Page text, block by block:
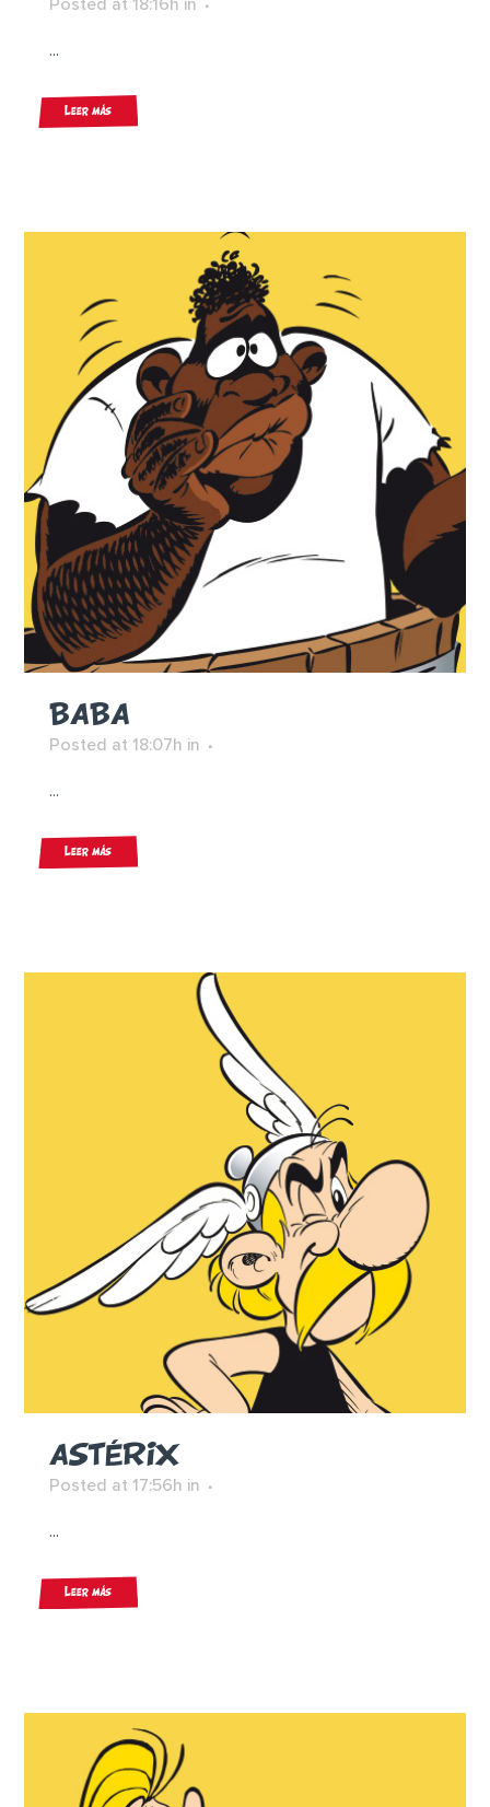
Posted at 18:16h in
...
Leer más
BABA
Posted at 18:07h in
...
Leer más
ASTÉRIX
Posted at 17:56h in
...
Leer más